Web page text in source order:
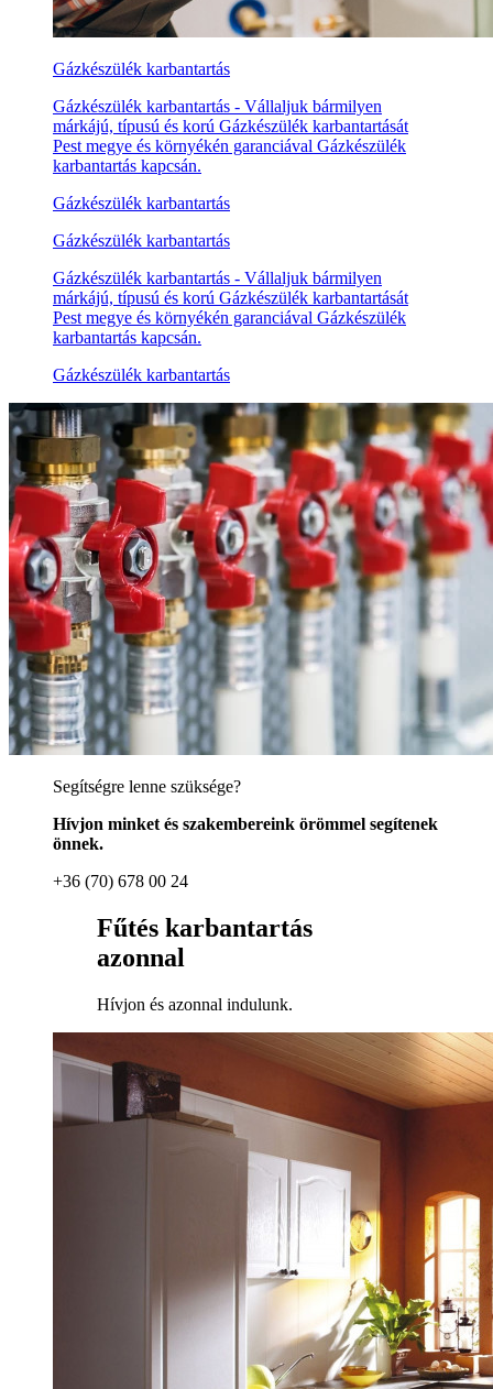
Gázkészülék karbantartás
Gázkészülék karbantartás - Vállaljuk bármilyen
márkájú, típusú és korú Gázkészülék karbantartását
Pest megye és környékén garanciával Gázkészülék
karbantartás kapcsán.
Gázkészülék karbantartás
Gázkészülék karbantartás
Gázkészülék karbantartás - Vállaljuk bármilyen
márkájú, típusú és korú Gázkészülék karbantartását
Pest megye és környékén garanciával Gázkészülék
karbantartás kapcsán.
Gázkészülék karbantartás
Segítségre lenne szüksége?
Hívjon minket és szakembereink örömmel segítenek
önnek.
+36 (70) 678 00 24
Fűtés karbantartás
azonnal
Hívjon és azonnal indulunk.